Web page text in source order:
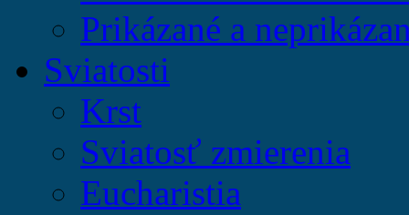
Prikázané a
Sviatosti
Krst
Sviatosť zmierenia
Eucharistia